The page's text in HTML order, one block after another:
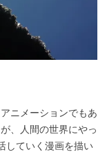
ニメーションでもあ
、人間の世界にやっ
していく漫画を描い